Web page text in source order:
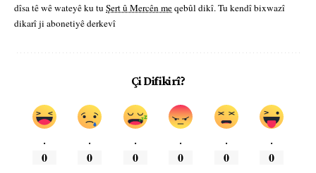
dîsa tê wê wateyê ku tu Şert û Mercên meqebûl dikî. Tu kendî bixwazî
dikarî ji abonetiyê derkevî
Çi Difikirî?
.
0
.
0
.
0
.
0
.
0
.
0